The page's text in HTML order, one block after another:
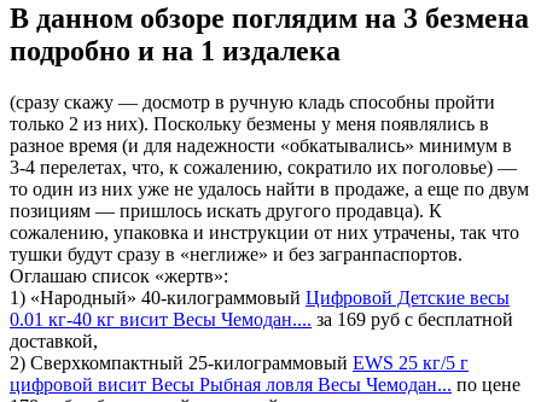
В данном обзоре поглядим на 3 безмена
подробно и на 1 издалека
(сразу скажу — досмотр в ручную кладь способны пройти
только 2 из них). Поскольку безмены у меня появлялись в
разное время (и для надежности «обкатывались» минимум в
3-4 перелетах, что, к сожалению, сократило их поголовье) —
то один из них уже не удалось найти в продаже, а еще по двум
позициям — пришлось искать другого продавца). К
сожалению, упаковка и инструкции от них утрачены, так что
тушки будут сразу в «неглиже» и без загранпаспортов.
Оглашаю список «жертв»:
1) «Народный» 40-килограммовый Цифровой Детские весы
0.01 кг-40 кг висит Весы Чемодан.... за 169 руб с бесплатной
доставкой,
2) Сверхкомпактный 25-килограммовый EWS 25 кг/5 г
цифровой висит Весы Рыбная ловля Весы Чемодан... по цене